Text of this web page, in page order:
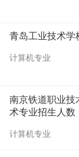
青岛工业技术学
计算机专业
南京铁道职业技
术专业招生人数
计算机专业